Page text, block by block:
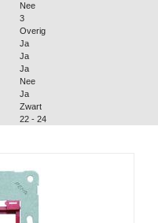
Nee
3
Overig
Ja
Ja
Ja
Nee
Ja
Zwart
22 - 24